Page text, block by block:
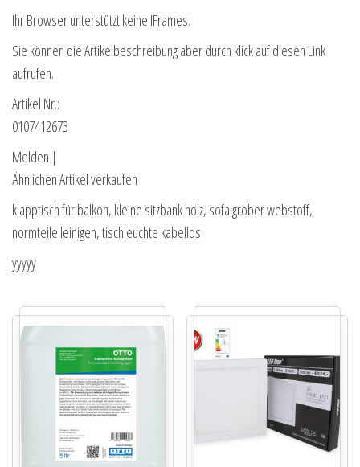
Ihr Browser unterstützt keine IFrames.
Sie können die Artikelbeschreibung aber durch klick auf diesen Link
aufrufen.
Artikel Nr.:
0107412673
Melden |
Ähnlichen Artikel verkaufen
klapptisch für balkon, kleine sitzbank holz, sofa grober webstoff,
normteile leinigen, tischleuchte kabellos
yyyyy